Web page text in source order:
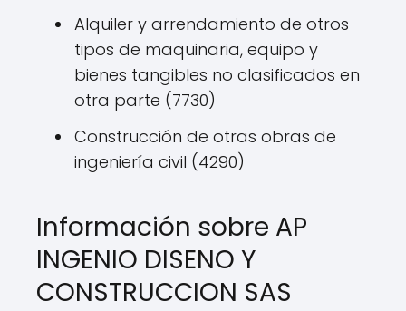
Alquiler y arrendamiento de otros
tipos de maquinaria, equipo y
bienes tangibles no clasificados en
otra parte (7730)
Construcción de otras obras de
ingeniería civil (4290)
Información sobre AP
INGENIO DISENO Y
CONSTRUCCION SAS